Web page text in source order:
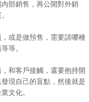
部銷售，再公開對外銷
或是做預售，需要請哪種
等。
和客戶接觸，還要抱持開
現自己的盲點，然後就是
文化。